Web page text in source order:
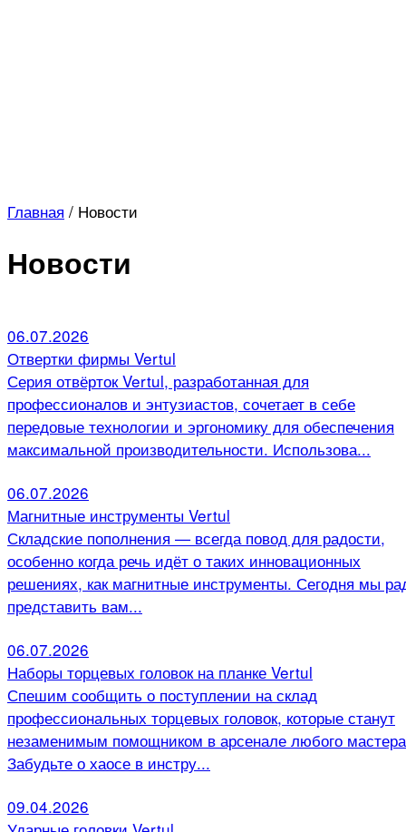
Главная / Новости
Новости
06.07.2026
Отвертки фирмы Vertul
Серия отвёрток Vertul, разработанная для
профессионалов и энтузиастов, сочетает в себе
передовые технологии и эргономику для обеспечения
максимальной производительности. Использова...
06.07.2026
Магнитные инструменты Vertul
Складские пополнения — всегда повод для радости,
особенно когда речь идёт о таких инновационных
решениях, как магнитные инструменты. Сегодня мы
представить вам...
06.07.2026
Наборы торцевых головок на планке Vertul
Спешим сообщить о поступлении на склад
профессиональных торцевых головок, которые станут
незаменимым помощником в арсенале любого
Забудьте о хаосе в инстру...
09.04.2026